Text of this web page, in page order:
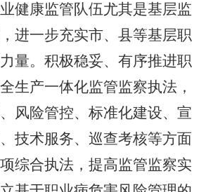
健康监管队伍尤其是基层监
进一步充实市、县等基层职
量。积极稳妥、有序推进职
生产一体化监管监察执法，
风险管控、标准化建设、宣
技术服务、巡查考核等方面
综合执法，提高监管监察实